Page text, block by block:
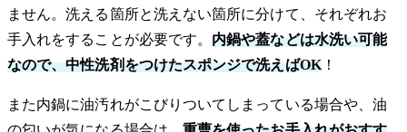
ません。洗える箇所と洗えない箇所に分けて、それぞれお
手入れをすることが必要です。内鍋や蓋などは水洗い可能
なので、中性洗剤をつけたスポンジで洗えばOK！
また内鍋に油汚れがこびりついてしまっている場合や、油